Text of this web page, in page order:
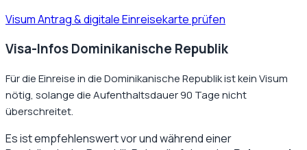
Visum Antrag & digitale Einreisekarte prüfen
Visa-Infos Dominikanische Republik
Für die Einreise in die Dominikanische Republik ist kein Visum
nötig, solange die Aufenthaltsdauer 90 Tage nicht
überschreitet.
Es ist empfehlenswert vor und während einer